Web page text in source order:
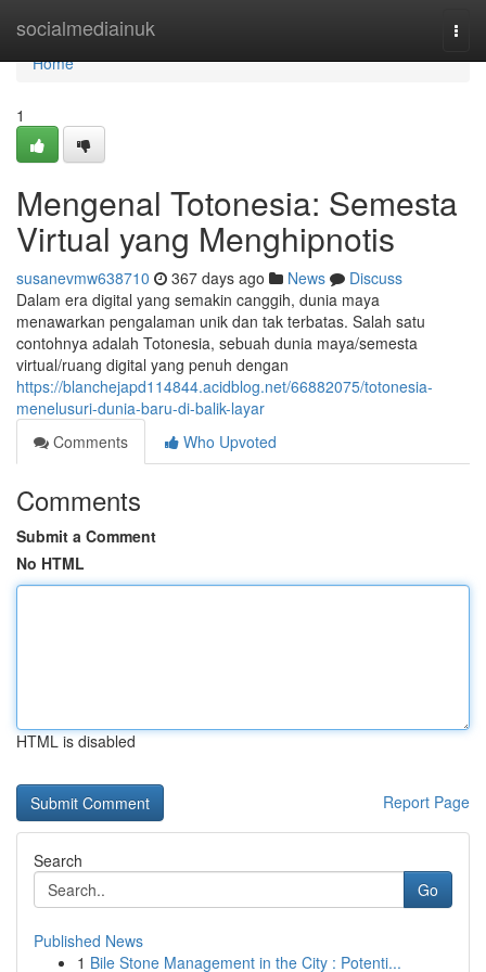
socialmediainuk
Home
Home
1
Mengenal Totonesia: Semesta
Virtual yang Menghipnotis
susanevmw638710 367 days ago News
Discuss
Dalam era digital yang semakin canggih, dunia maya
menawarkan pengalaman unik dan tak terbatas. Salah satu
contohnya adalah Totonesia, sebuah dunia maya/semesta
virtual/ruang digital yang penuh dengan
https://blanchejapd114844.acidblog.net/66882075/totonesia-
menelusuri-dunia-baru-di-balik-layar
Comments
Who Upvoted
Comments
Submit a Comment
No HTML
HTML is disabled
Report Page
Search
Go
Published News
1 Bile Stone Management in the City : Potenti...